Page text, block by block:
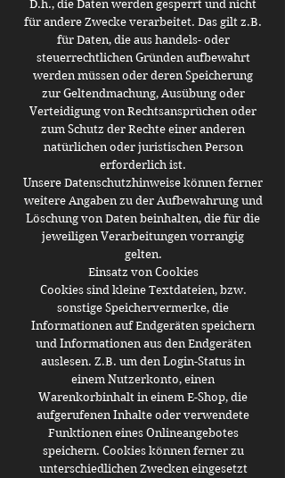
D.h., die Daten werden gesperrt und nicht
für andere Zwecke verarbeitet. Das gilt z.B.
für Daten, die aus handels- oder
steuerrechtlichen Gründen aufbewahrt
werden müssen oder deren Speicherung
zur Geltendmachung, Ausübung oder
Verteidigung von Rechtsansprüchen oder
zum Schutz der Rechte einer anderen
natürlichen oder juristischen Person
erforderlich ist.
Unsere Datenschutzhinweise können ferner
weitere Angaben zu der Aufbewahrung und
Löschung von Daten beinhalten, die für die
jeweiligen Verarbeitungen vorrangig
gelten.
Einsatz von Cookies
Cookies sind kleine Textdateien, bzw.
sonstige Speichervermerke, die
Informationen auf Endgeräten speichern
und Informationen aus den Endgeräten
auslesen. Z.B. um den Login-Status in
einem Nutzerkonto, einen
Warenkorbinhalt in einem E-Shop, die
aufgerufenen Inhalte oder verwendete
Funktionen eines Onlineangebotes
speichern. Cookies können ferner zu
unterschiedlichen Zwecken eingesetzt